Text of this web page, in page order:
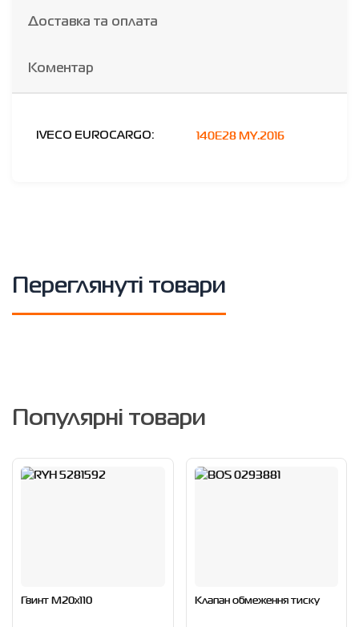
Доставка та оплата
Коментар
IVECO EUROCARGO: 140E28 MY.2016
Переглянуті товари
Популярні товари
Гвинт M20x110 Клапан обмеження тиску